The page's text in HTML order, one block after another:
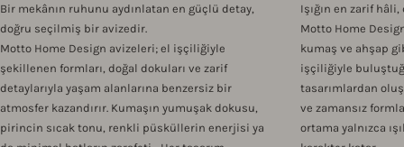
Bir mekânın ruhunu aydınlatan en güçlü detay,
doğru seçilmiş bir avizedir.
Motto Home Design avizeleri; el işçiliğiyle
şekillenen formları, doğal dokuları ve zarif
detaylarıyla yaşam alanlarına benzersiz bir
atmosfer kazandırır. Kumaşın yumuşak dokusu,
pirincin sıcak tonu, renkli püsküllerin enerjisi ya
Işığın en zarif
Motto Home
kumaş ve ahşap
işçiliğiyle
tasarımlardan
ve zamansız
ortama yalnızca